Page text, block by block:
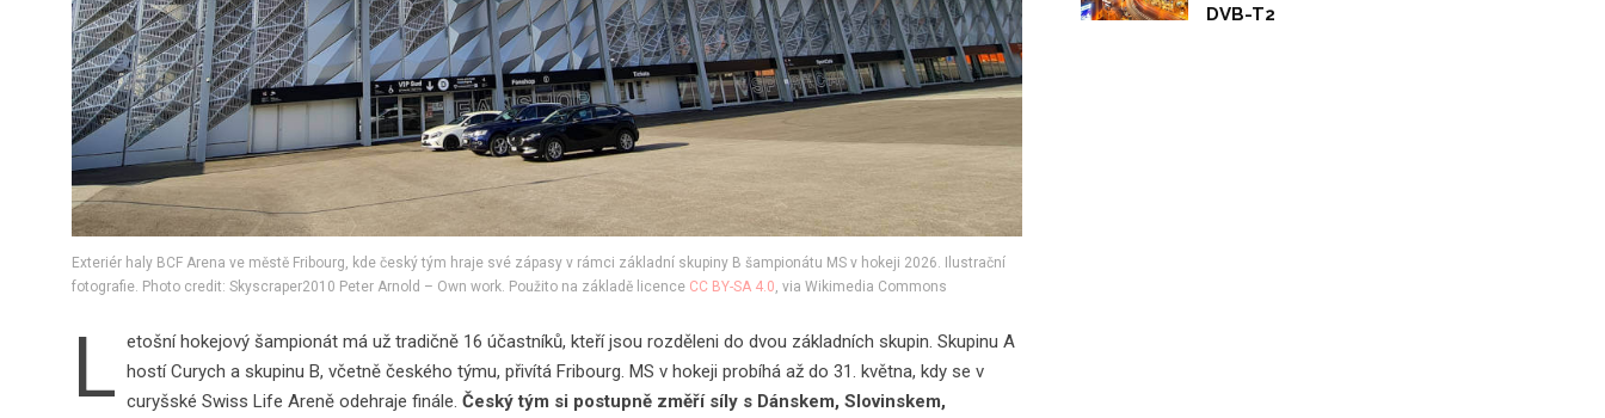
Exteriér haly BCF Arena ve městě Fribourg, kde český tým hraje své zápasy v rámci základní skupiny B šampionátu MS v hokeji 2026. Ilustrační
fotografie. Photo credit: Skyscraper2010 Peter Arnold – Own work. Použito na základě licence CC BY-SA 4.0 , via Wikimedia Commons
L etošní hokejový šampionát má už tradičně 16 účastníků, kteří jsou rozděleni do dvou základních skupin. Skupinu A
hostí Curych a skupinu B, včetně českého týmu, přivítá Fribourg. MS v hokeji probíhá až do 31. května, kdy se v
curyšské Swiss Life Areně odehraje finále. Český tým si postupně změří síly s Dánskem, Slovinskem,
DVB-T2